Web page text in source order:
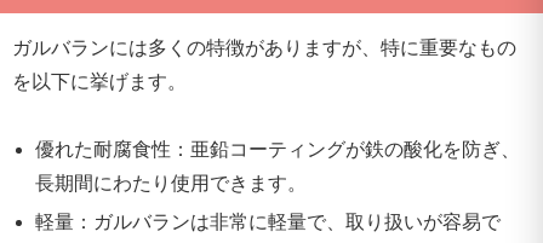
ガルバランには多くの特徴がありますが、特に重要なもの
を以下に挙げます。
優れた耐腐食性：亜鉛コーティングが鉄の酸化を防ぎ、
長期間にわたり使用できます。
軽量：ガルバランは非常に軽量で、取り扱いが容易で